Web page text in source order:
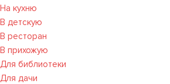
На кухню
В детскую
В ресторан
В прихожую
Для библиотеки
Для дачи